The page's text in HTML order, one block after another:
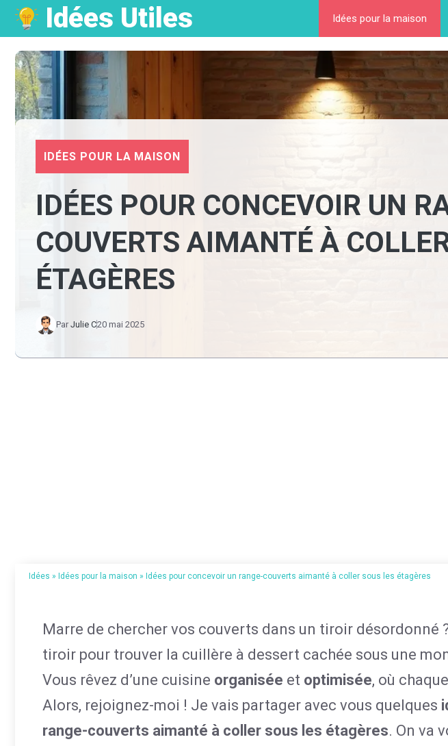
Aller
au
contenu
Idées Utiles Idées pour la maison
IDÉES POUR LA MAISON
IDÉES POUR CONCEVOIR UN
COUVERTS AIMANTÉ À
ÉTAGÈRES
Par Julie C20 mai 2025
Idées » Idées pour la maison » Idées pour concevoir un range-couverts aimanté à coller sous les étagères
Marre de chercher vos couverts dans un tiroir désordonné
tiroir pour trouver la cuillère à dessert cachée sous une
Vous rêvez d’une cuisine organisée et optimisée, où
Alors, rejoignez-moi ! Je vais partager avec vous quelques
range-couverts aimanté à coller sous les étagères. On va